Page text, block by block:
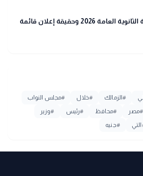
موعد حسم نتيجة الثانوية العامة 2026 وحقيقة إعلان قائمة
#الزمالك #خلال #مجلس النواب
#مصر #محافظ #رئيس #وزير
التي #جنيه